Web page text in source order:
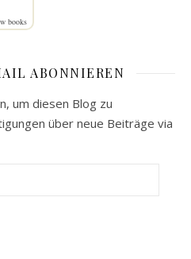
books
ABONNIEREN
um diesen Blog zu
über neue Beiträge via